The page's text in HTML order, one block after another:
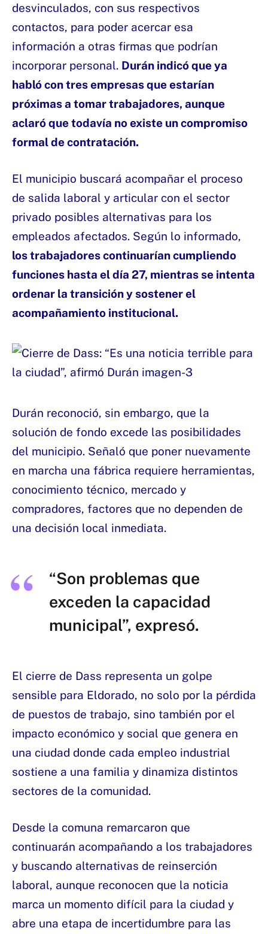
desvinculados, con sus respectivos
contactos, para poder acercar esa
información a otras firmas que podrían
incorporar personal. Durán indicó que ya
habló con tres empresas que estarían
próximas a tomar trabajadores, aunque
aclaró que todavía no existe un compromiso
formal de contratación.
El municipio buscará acompañar el proceso
de salida laboral y articular con el sector
privado posibles alternativas para los
empleados afectados. Según lo informado,
los trabajadores continuarían cumpliendo
funciones hasta el día 27, mientras se intenta
ordenar la transición y sostener el
acompañamiento institucional.
Durán reconoció, sin embargo, que la
solución de fondo excede las posibilidades
del municipio. Señaló que poner nuevamente
en marcha una fábrica requiere herramientas,
conocimiento técnico, mercado y
compradores, factores que no dependen de
una decisión local inmediata.
“Son problemas que
exceden la capacidad
municipal”, expresó.
El cierre de Dass representa un golpe
sensible para Eldorado, no solo por la pérdida
de puestos de trabajo, sino también por el
impacto económico y social que genera en
una ciudad donde cada empleo industrial
sostiene a una familia y dinamiza distintos
sectores de la comunidad.
Desde la comuna remarcaron que
continuarán acompañando a los trabajadores
y buscando alternativas de reinserción
laboral, aunque reconocen que la noticia
marca un momento difícil para la ciudad y
abre una etapa de incertidumbre para las